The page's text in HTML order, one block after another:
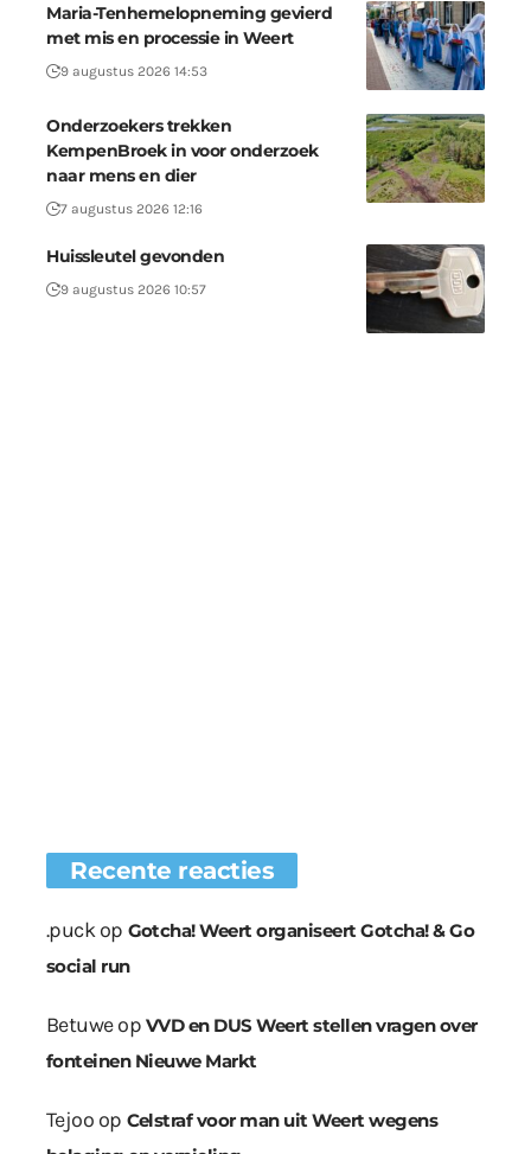
Maria-Tenhemelopneming gevierd
met mis en processie in Weert
9 augustus 2026 14:53
Onderzoekers trekken
KempenBroek in voor onderzoek
naar mens en dier
7 augustus 2026 12:16
Huissleutel gevonden
9 augustus 2026 10:57
Recente reacties
.puckop Gotcha! Weert organiseert Gotcha! & Go
social run
Betuweop VVD en DUS Weert stellen vragen over
fonteinen Nieuwe Markt
Tejoo op Celstraf voor man uit Weert wegens